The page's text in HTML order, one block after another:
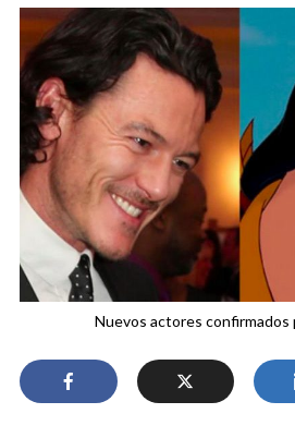
Nuevos actores confirmados